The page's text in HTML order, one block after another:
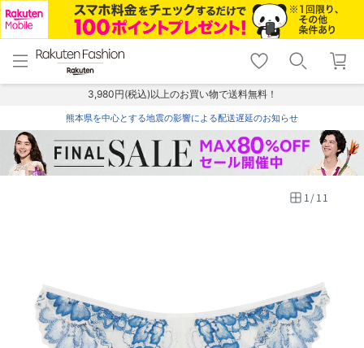
menu home
トップ
shopping_cart lock_outline
ログイン
3,980円(税込)以上のお買い物で送料無料！
熊本県を中心とする地震の影響による配送遅延のお知らせ
1/11